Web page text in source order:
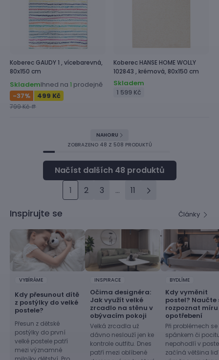
Koberec GAUDY 1 , vícebarevná,
80x150 cm
SklademIhned na 1 prodejně
-37% 499 Kč
799 Kč #
KoberecHANSE HOME WOLLY
102843 , krémová, 80x150 cm
Skladem
1 599 Kč
NAHORU
ZOBRAZENO 48 Z 508 PRODUKTŮ
1 2 3 ... 11
Inspirujte se Články
VYBÍRÁME
Kdy přesunout dítě
z postýlky do velké
postele?
Přesun z dětské
postýlky do první
velké postele patří
mezi významné
INSPIRACE
Očima designéra:
Jak využít velké
zrcadlo na stěnu v
obývacím pokoji
Velká zrcadla už
dávno neslouží jen ke
kontrole outfitu. Dnes
patří mezi oblíbené
BYDLÍME
Kdy vyměnit
postel? Naučte
rozpoznat míru
opotřebení
Při problémech se
spánkem či
nepohodlí v
začíná většina